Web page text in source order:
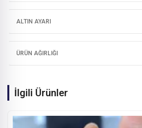
ALTIN AYARI
ÜRÜN AĞIRLIĞI
İlgili Ürünler